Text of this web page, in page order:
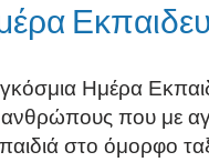
Ημέρα
ανθρώπους που με
στο όμορφο